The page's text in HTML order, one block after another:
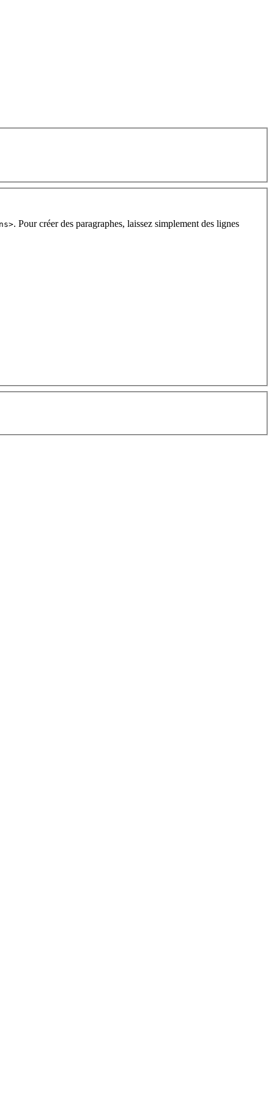
. Pour créer des paragraphes, laissez simplement des lignes